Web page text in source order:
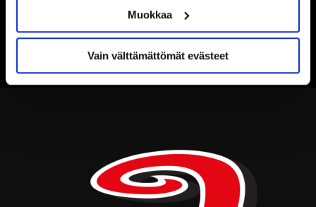
Muokkaa
Vain välttämättömät evästeet